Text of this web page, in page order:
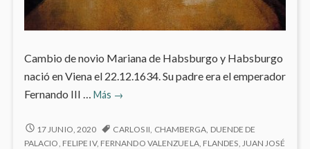
Cambio de novio Mariana de Habsburgo y Habsburgo
nació en Viena el 22.12.1634. Su padre era el emperador
Fernando III … Más
5.2
de
Austria
→
5.2
MARIANA
17 JUNIO, 2020 CARLOS II CHAMBERGA DUENDE DE
PALACIO FELIPE IV, FERNANDO VALENZUELA, FLANDES JUAN JOSÉ